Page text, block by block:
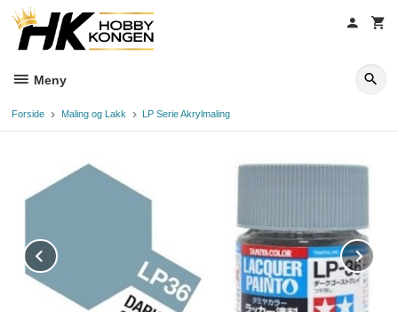
innholdet
Meny
Forside Maling og Lakk LP Serie Akrylmaling
Prev